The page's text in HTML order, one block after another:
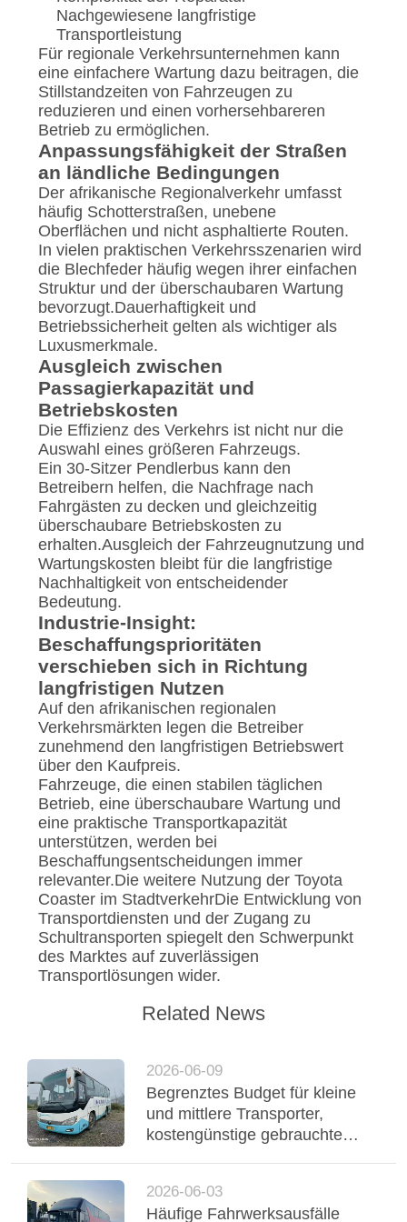
Nachgewiesene langfristige
Transportleistung
Für regionale Verkehrsunternehmen kann
eine einfachere Wartung dazu beitragen, die
Stillstandzeiten von Fahrzeugen zu
reduzieren und einen vorhersehbareren
Betrieb zu ermöglichen.
Anpassungsfähigkeit der Straßen
an ländliche Bedingungen
Der afrikanische Regionalverkehr umfasst
häufig Schotterstraßen, unebene
Oberflächen und nicht asphaltierte Routen.
In vielen praktischen Verkehrsszenarien wird
die Blechfeder häufig wegen ihrer einfachen
Struktur und der überschaubaren Wartung
bevorzugt.Dauerhaftigkeit und
Betriebssicherheit gelten als wichtiger als
Luxusmerkmale.
Ausgleich zwischen
Passagierkapazität und
Betriebskosten
Die Effizienz des Verkehrs ist nicht nur die
Auswahl eines größeren Fahrzeugs.
Ein 30-Sitzer Pendlerbus kann den
Betreibern helfen, die Nachfrage nach
Fahrgästen zu decken und gleichzeitig
überschaubare Betriebskosten zu
erhalten.Ausgleich der Fahrzeugnutzung und
Wartungskosten bleibt für die langfristige
Nachhaltigkeit von entscheidender
Bedeutung.
Industrie-Insight:
Beschaffungsprioritäten
verschieben sich in Richtung
langfristigen Nutzen
Auf den afrikanischen regionalen
Verkehrsmärkten legen die Betreiber
zunehmend den langfristigen Betriebswert
über den Kaufpreis.
Fahrzeuge, die einen stabilen täglichen
Betrieb, eine überschaubare Wartung und
eine praktische Transportkapazität
unterstützen, werden bei
Beschaffungsentscheidungen immer
relevanter.Die weitere Nutzung der Toyota
Coaster im StadtverkehrDie Entwicklung von
Transportdiensten und der Zugang zu
Schultransporten spiegelt den Schwerpunkt
des Marktes auf zuverlässigen
Transportlösungen wider.
Related News
2026-06-09
Begrenztes Budget für kleine
und mittlere Transporter,
kostengünstige gebrauchte
Flottenbetrieb
2026-06-03
Häufige Fahrwerksausfälle